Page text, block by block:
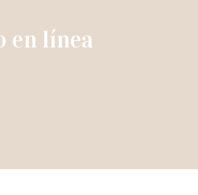
en línea